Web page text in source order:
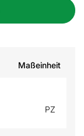
Maßeinheit
PZ